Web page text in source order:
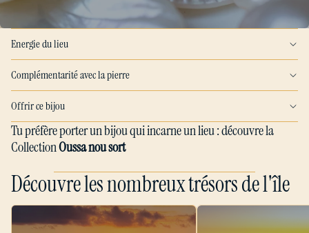
Energie du lieu
Complémentarité avec la pierre
Offrir ce bijou
Tu préfère porter un bijou qui incarne un lieu : découvre la
CollectionOussa nou sort
Découvre les nombreux trésors de l'île
Reyoné Piton Maïdo – Quartz